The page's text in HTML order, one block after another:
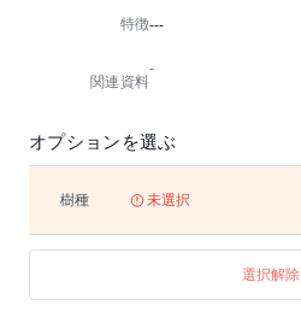
特徴---
関連資料
-
オプションを選ぶ
樹種 未選択
選択解除